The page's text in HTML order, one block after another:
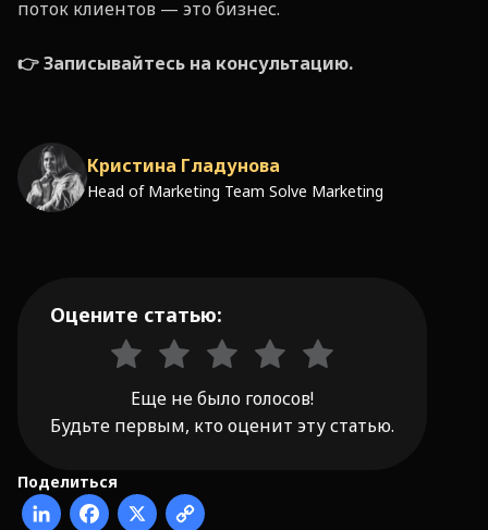
поток клиентов — это бизнес.
👉 Записывайтесь на консультацию.
Кристина Гладунова
Head of Marketing Team Solve Marketing
Оцените статью:
Еще не было голосов!
Будьте первым, кто оценит эту статью.
Поделиться